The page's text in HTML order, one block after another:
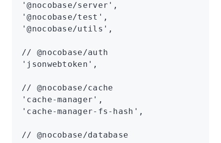
'@nocobase/server' ,
'@nocobase/test' ,
'@nocobase/utils' ,
// @nocobase/auth
'jsonwebtoken' ,
// @nocobase/cache
'cache-manager' ,
'cache-manager-fs-hash' ,
// @nocobase/database